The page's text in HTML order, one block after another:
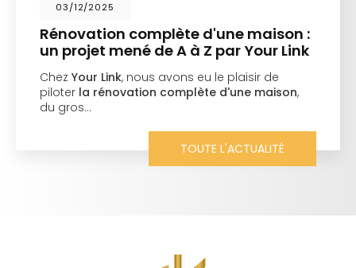
03/12/2025
Rénovation complète d'une maison :
un projet mené de A à Z par Your Link
Chez Your Link, nous avons eu le plaisir de
piloter la rénovation complète d'une maison,
du gros…
TOUTE L'ACTUALITÉ